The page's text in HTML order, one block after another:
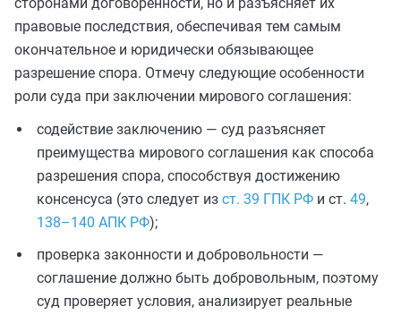
правовые последствия, обеспечивая тем самым
окончательное и юридически обязывающее
разрешение спора. Отмечу следующие особенности
роли суда при заключении мирового соглашения:
содействие заключению — суд разъясняет
преимущества мирового соглашения как способа
разрешения спора, способствуя достижению
консенсуса (это следует из ст. 39 ГПК РФ и ст. 49,
138–140 АПК РФ);
проверка законности и добровольности —
соглашение должно быть добровольным, поэтому
суд проверяет условия, анализирует реальные